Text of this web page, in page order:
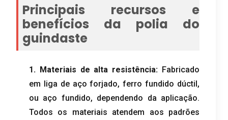
Principais recursos e
benefícios da polia do
guindaste
1. Materiais de alta resistência: Fabricado
em liga de aço forjado, ferro fundido dúctil,
ou aço fundido, dependendo da aplicação.
Todos os materiais atendem aos padrões